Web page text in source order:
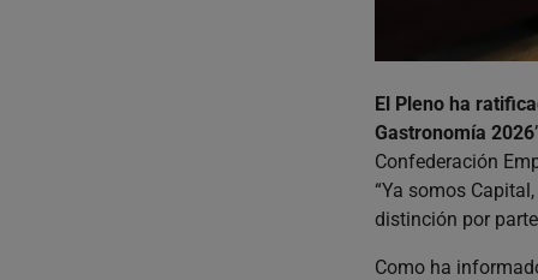
El Pleno ha
Gastronomía 2026
Confederación
“Ya somos
distinción por
Como ha